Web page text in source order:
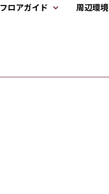
フロアガイド 周辺環境